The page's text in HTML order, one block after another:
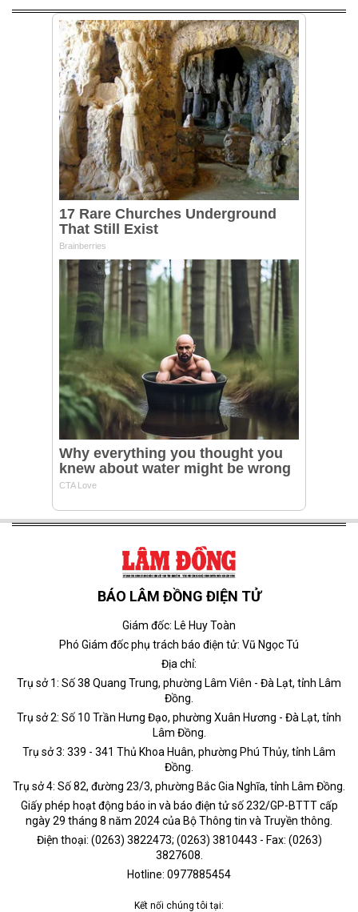
BÁO LÂM ĐỒNG ĐIỆN TỬ
Giám đốc: Lê Huy Toàn
Phó Giám đốc phụ trách báo điện tử: Vũ Ngọc Tú
Địa chỉ:
Trụ sở 1: Số 38 Quang Trung, phường Lâm Viên - Đà Lạt, tỉnh Lâm
Đồng.
Trụ sở 2: Số 10 Trần Hưng Đạo, phường Xuân Hương - Đà Lạt, tỉnh
Lâm Đồng.
Trụ sở 3: 339 - 341 Thủ Khoa Huân, phường Phú Thủy, tỉnh Lâm
Đồng.
Trụ sở 4: Số 82, đường 23/3, phường Bắc Gia Nghĩa, tỉnh Lâm Đồng.
Giấy phép hoạt động báo in và báo điện tử số 232/GP-BTTT cấp
ngày 29 tháng 8 năm 2024 của Bộ Thông tin và Truyền thông.
Điện thoại: (0263) 3822473; (0263) 3810443 - Fax: (0263)
3827608.
Hotline: 0977885454
Kết nối chúng tôi tại: